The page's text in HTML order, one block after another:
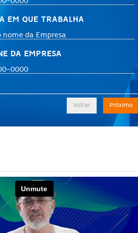
EM QUE TRABALHA
DA EMPRESA
Voltar Próximo